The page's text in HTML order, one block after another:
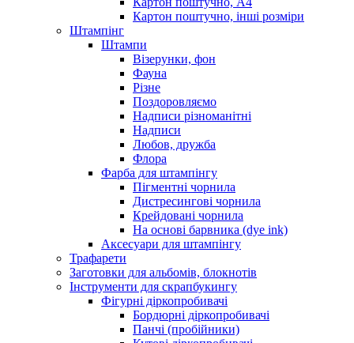
Картон поштучно, інші розміри
Штампінг
Штампи
Візерунки, фон
Фауна
Різне
Поздоровляємо
Надписи різноманітні
Надписи
Любов, дружба
Флора
Фарба для штампінгу
Пігментні чорнила
Дистресингові чорнила
Крейдовані чорнила
На основі барвника (dye ink)
Аксесуари для штампінгу
Трафарети
Заготовки для альбомів, блокнотів
Інструменти для скрапбукингу
Фігурні діркопробивачі
Бордюрні діркопробивачі
Панчі (пробійники)